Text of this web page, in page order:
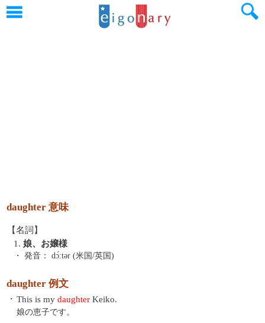
daughter 意味
【名詞】
1. 娘、お嬢様
・ 発音： dɔ́ːtər (米国/英国)
daughter 例文
・ This is my daughter Keiko.
娘の恵子です。